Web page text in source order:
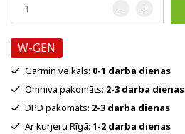
W-GEN
Garmin veikals: 0-1 darba dienas
Omniva pakomāts: 2-3 darba dienas
DPD pakomāts: 2-3 darba dienas
Ar kurjeru Rīgā: 1-2 darba dienas